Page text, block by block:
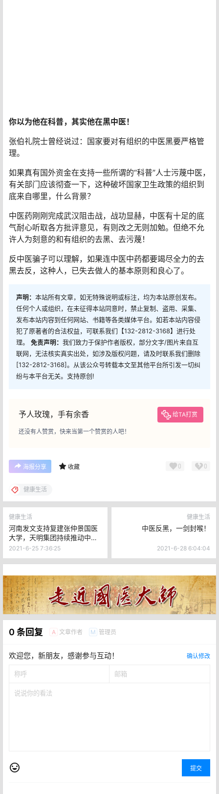
你以为他在科普，其实他在黑中医！
张伯礼院士曾经说过：国家要对有组织的中医黑要严格管
理。
如果真有国外资金在支持一些所谓的“科普”人士污蔑中医，
有关部门应该彻查一下，这种破坏国家卫生政策的组织到
底来自哪里，什么背景？
中医药刚刚完成武汉阻击战，战功显赫，中医有十足的底
气耐心听取各方批评意见，有则改之无则加勉。但绝不允
许人为刻意的和有组织的去黑、去污蔑！
反中医骗子可以理解，如果连中医中药都要竭尽全力的去
黑去反，这种人，已失去做人的基本原则和良心了。
声明： 本站所有文章，如无特殊说明或标注，均为本站原创发布。
任何个人或组织，在未征得本站同意时，禁止复制、盗用、采集、
发布本站内容到任何网站、书籍等各类媒体平台。如若本站内容侵
犯了原著者的合法权益，可联系我们【132-2812-3168】进行处
理。 免责声明： 我们致力于保护作者版权，部分文字/图片来自互
联网，无法核实真实出处，如涉及版权问题，请及时联系我们删除
[132-2812-3168]。从该公众号转载本文至其他平台所引发一切纠
纷与本平台无关。支持原创!
予人玫瑰，手有余香 给TA打赏
还没有人赞赏，快来当第一个赞赏的人吧！
海报分享 收藏 0 0
健康生活
健康生活
河南发文支持复建张仲景国医
大学，天明集团持续推动中医
药振兴
2021-6-25 7:36:25
健康生活
中医反黑，一剑封喉！
2021-6-28 6:04:04
0 条回复 A 文章作者 M 管理员
欢迎您，新朋友，感谢参与互动！ 确认修改
提交